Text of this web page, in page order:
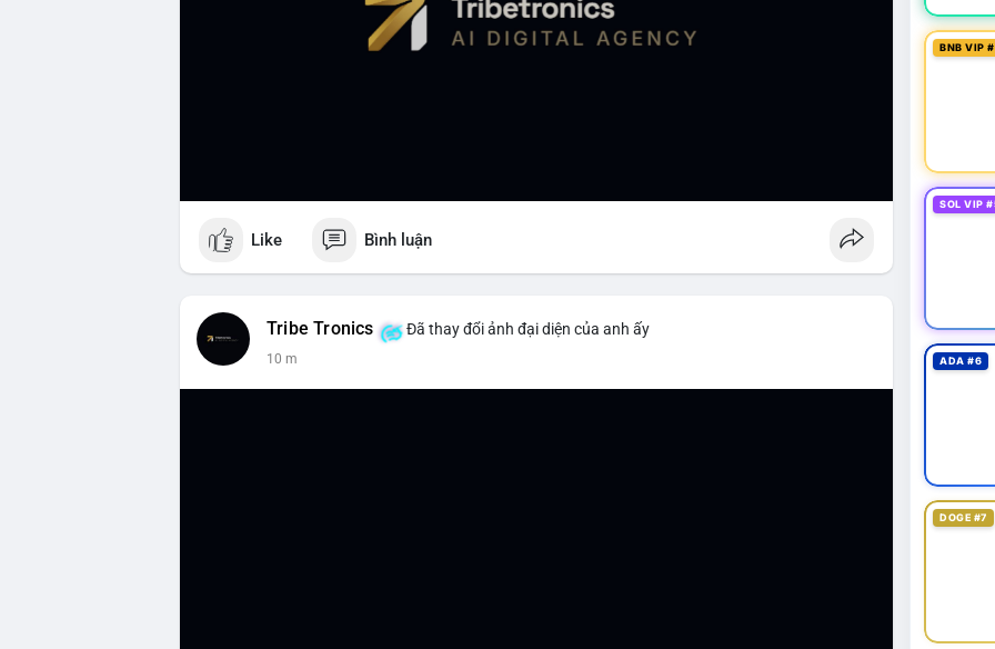
Like Bình luận
Tribe Tronics Đã thay đổi ảnh đại diện của anh ấy
10 m
BNB VIP
SOL VIP
ADA #6
DOGE #7